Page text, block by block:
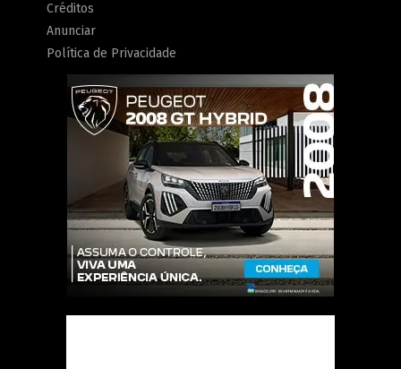
Créditos
Anunciar
Política de Privacidade